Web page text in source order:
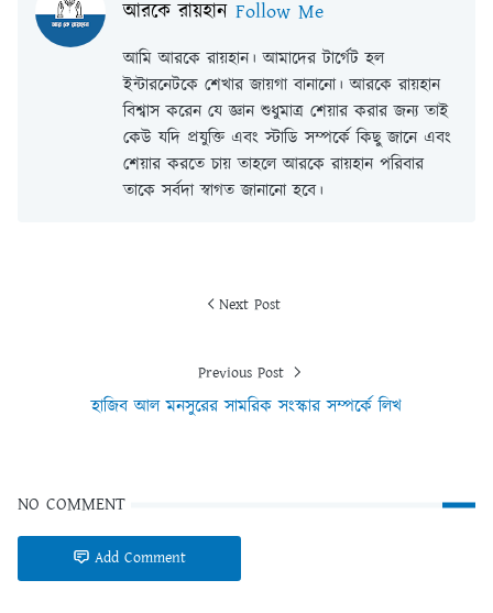
আরকে রায়হান Follow Me
আমি আরকে রায়হান। আমাদের টার্গেট হল
ইন্টারনেটকে শেখার জায়গা বানানো। আরকে রায়হান
বিশ্বাস করেন যে জ্ঞান শুধুমাত্র শেয়ার করার জন্য তাই
কেউ যদি প্রযুক্তি এবং স্টাডি সম্পর্কে কিছু জানে এবং
শেয়ার করতে চায় তাহলে আরকে রায়হান পরিবার
তাকে সর্বদা স্বাগত জানানো হবে।
Next Post
Previous Post
হাজিব আল মনসুরের সামরিক সংস্কার সম্পর্কে লিখ
NO COMMENT
Add Comment